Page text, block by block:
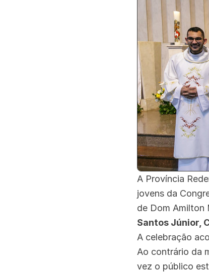
A Província
jovens da
de Dom Amilton
Santos Júnior,
A celebração
Ao contrário da
vez o público